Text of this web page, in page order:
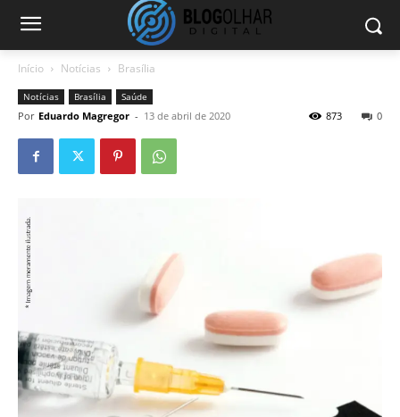
Início Notícias Brasília
Notícias Brasília Saúde
Por Eduardo Magregor - 13 de abril de 2020 0
873